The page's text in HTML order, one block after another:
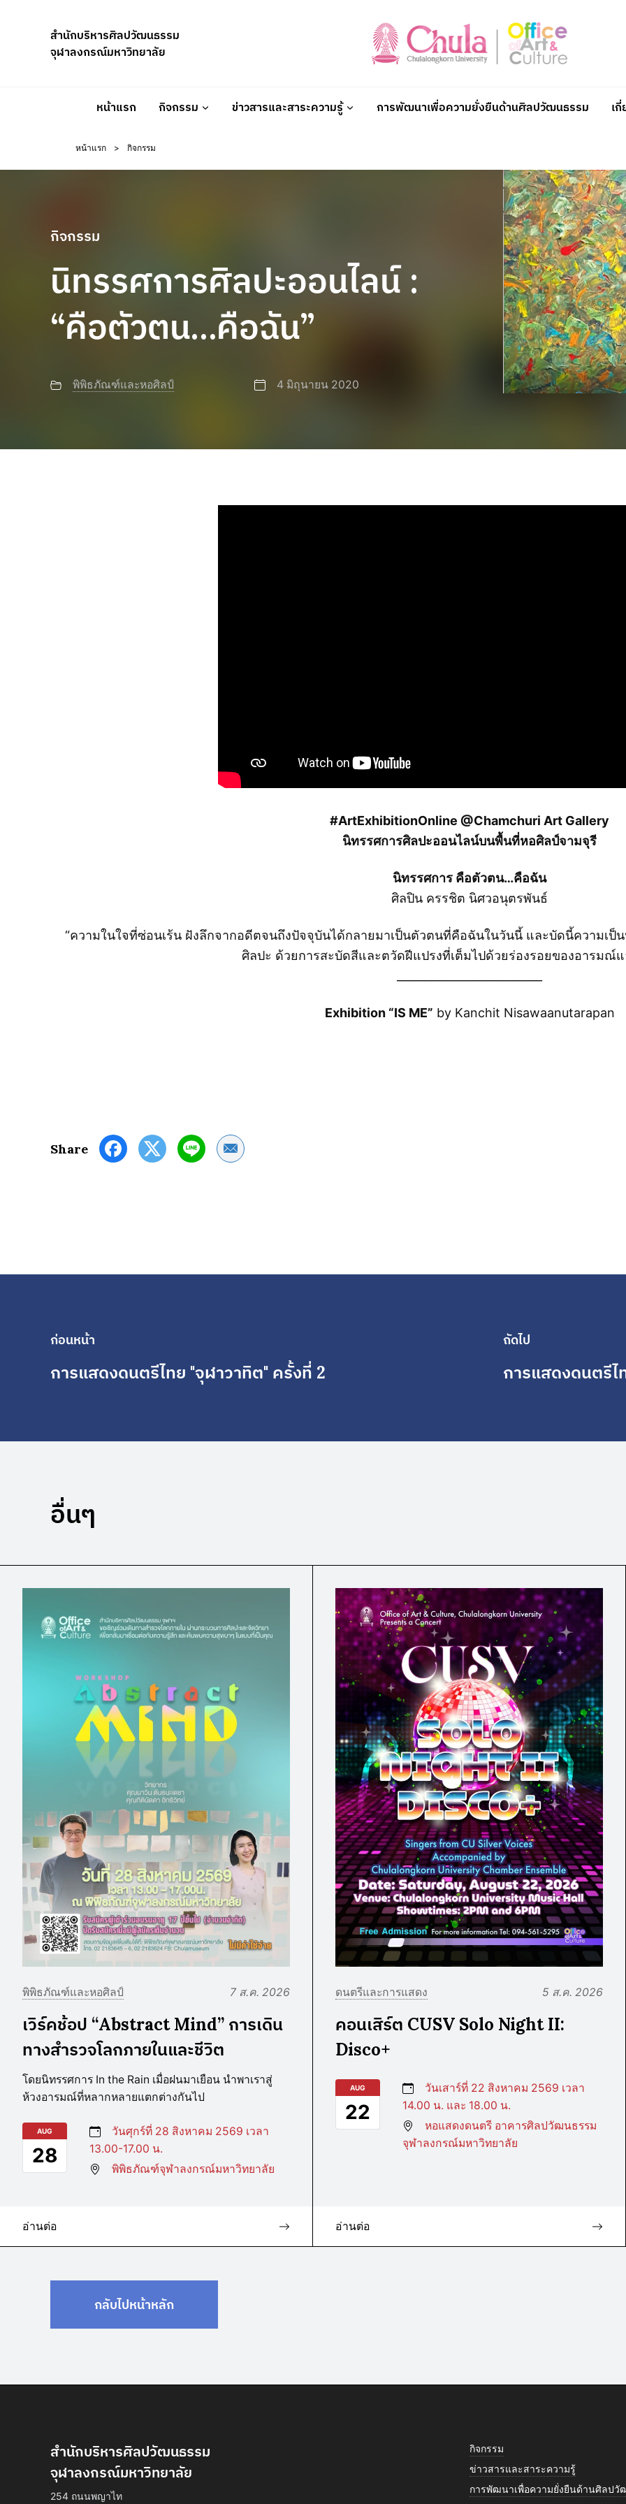
สำนักบริหารศิลปวัฒนธรรม
จุฬาลงกรณ์มหาวิทยาลัย
หน้าแรก กิจกรรม ข่าวสารและสาระความรู้ การพัฒนาเพื่อความยั่งยืนด้านศิลปวัฒนธรรม เกี่
หน้าแรก > กิจกรรม
กิจกรรม
นิทรรศการศิลปะออนไลน์ :
“คือตัวตน…คือฉัน”
พิพิธภัณฑ์และหอศิลป์ 4 มิถุนายน 2020
#ArtExhibitionOnline @Chamchuri Art Gallery
นิทรรศการศิลปะออนไลน์บนพื้นที่หอศิลป์จามจุรี
นิทรรศการ คือตัวตน…คือฉัน
ศิลปิน ครรชิต นิศวอนุตรพันธ์
“ความในใจที่ซ่อนเร้น ฝังลึกจากอดีตจนถึงปัจจุบันได้กลายมาเป็นตัวตนที่คือฉันในวันนี้ และบัดนี้ความเป็
ศิลปะ ด้วยการสะบัดสีและตวัดฝีแปรงที่เต็มไปด้วยร่องรอยของอารมณ์แ
Exhibition “IS ME” by Kanchit Nisawaanutarapan
Share Share by Email
ก่อนหน้า
การแสดงดนตรีไทย "จุฬาวาทิต" ครั้งที่ 2
ถัดไป
การแสดงดนตรีไ
อื่นๆ
พิพิธภัณฑ์และหอศิลป์ 7 ส.ค. 2026
เวิร์คช้อป “Abstract Mind” การเดิน
ทางสำรวจโลกภายในและชีวิต
โดยนิทรรศการ In the Rain เมื่อฝนมาเยือน นำพาเราสู่
ห้วงอารมณ์ที่หลากหลายแตกต่างกันไป
AUG
28
วันศุกร์ที่ 28 สิงหาคม 2569 เวลา
13.00-17.00 น.
พิพิธภัณฑ์จุฬาลงกรณ์มหาวิทยาลัย
อ่านต่อ
ดนตรีและการแสดง 5 ส.ค. 2026
คอนเสิร์ต CUSV Solo Night II:
Disco+
AUG
22
วันเสาร์ที่ 22 สิงหาคม 2569 เวลา
14.00 น. และ 18.00 น.
หอแสดงดนตรี อาคารศิลปวัฒนธรรม
จุฬาลงกรณ์มหาวิทยาลัย
อ่านต่อ
กลับไปหน้าหลัก
สำนักบริหารศิลปวัฒนธรรม
จุฬาลงกรณ์มหาวิทยาลัย
254 ถนนพญาไท
กิจกรรม
ข่าวสารและสาระความรู้
การพัฒนาเพื่อความยั่งยืนด้านศิลปวั